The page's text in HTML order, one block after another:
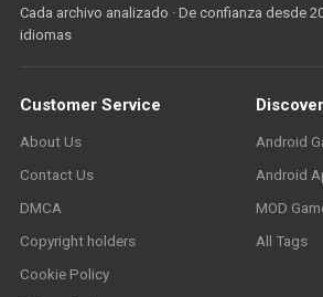
Cada archivo analizado · De confianza desde
idiomas
Customer Service
About Us
Contact Us
DMCA
Copyright holders
Cookie Policy
Android
Android
MOD
All Tags